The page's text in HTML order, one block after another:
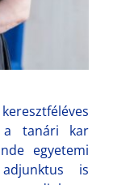
a tanári kar
egyetemi
is